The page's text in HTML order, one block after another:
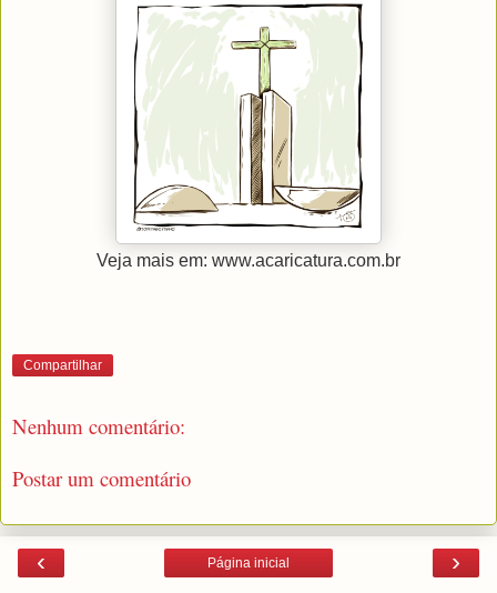
Veja mais em: www.acaricatura.com.br
Compartilhar
Nenhum comentário:
Postar um comentário
‹ ›
Página inicial